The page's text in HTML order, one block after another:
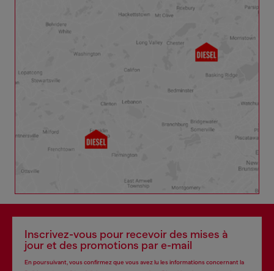
Inscrivez-vous pour recevoir des mises à
jour et des promotions par e-mail
En poursuivant, vous confirmez que vous avez lu les informations concernant la